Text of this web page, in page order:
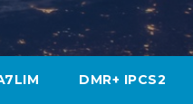
DMR+ IPCS2